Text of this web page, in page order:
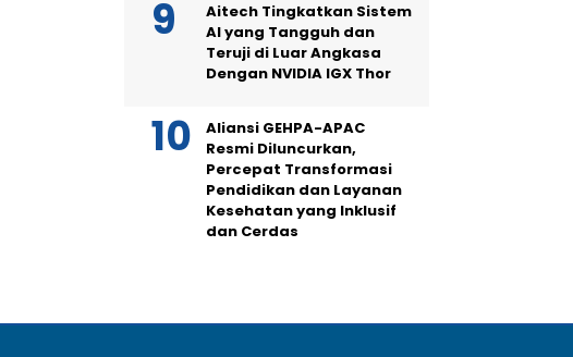
Aitech Tingkatkan Sistem
AI yang Tangguh dan
Teruji di Luar Angkasa
Dengan NVIDIA IGX Thor
Aliansi GEHPA-APAC
Resmi Diluncurkan,
Percepat Transformasi
Pendidikan dan Layanan
Kesehatan yang Inklusif
dan Cerdas